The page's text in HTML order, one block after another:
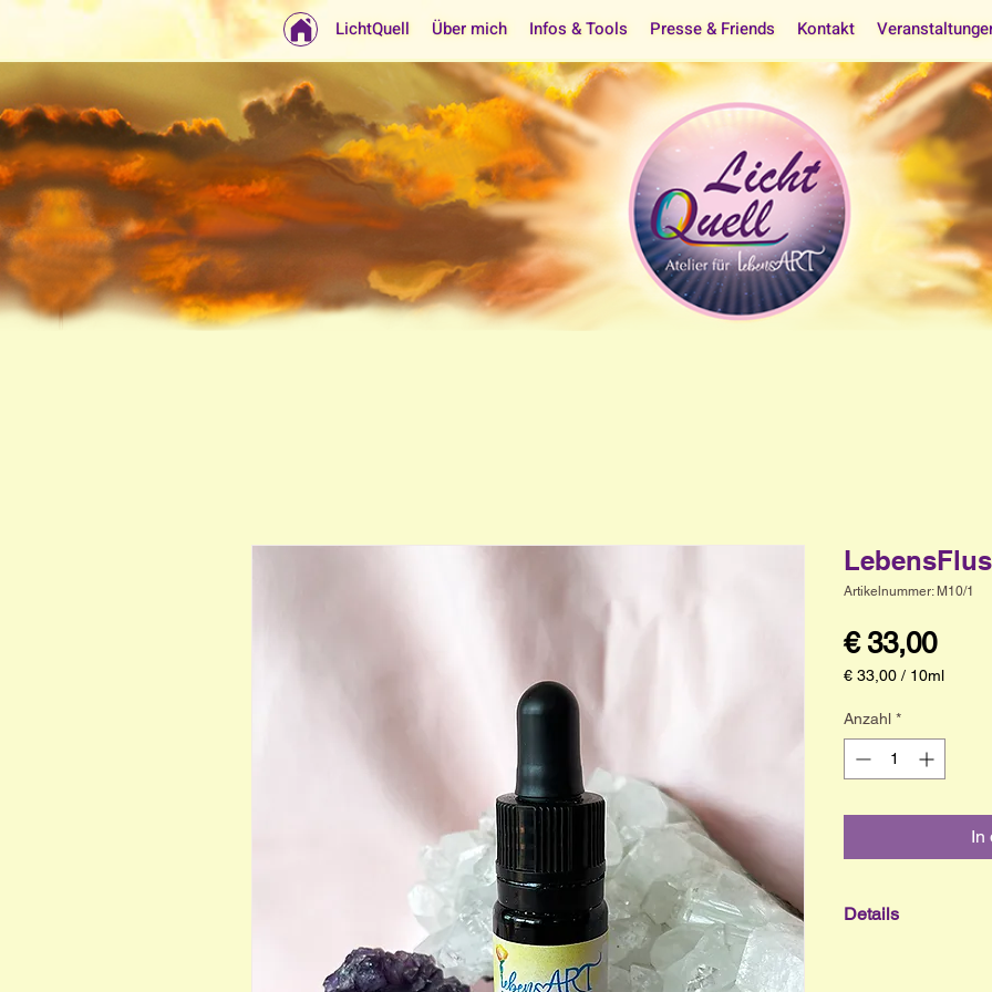
LichtQuell Über mich Infos & Tools Presse & Friends Kontakt
Artikelnummer: M10/1
€ 33,00Preis
€ 33,00 / 10ml
pro
10
Milliliter
Anzahl *
In
Details